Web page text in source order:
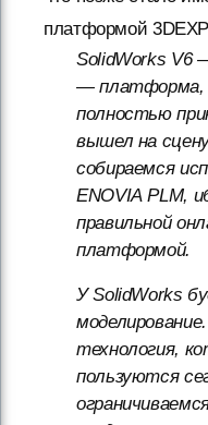
платформой
SolidWorks V6
— платформа,
полностью
вышел на
собираемся
ENOVIA PLM,
правильной
платформой.
У SolidWorks
технология,
пользуются